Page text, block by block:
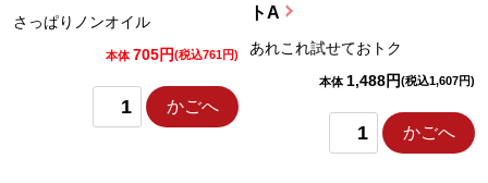
さっぱりノンオイル
本体 705円(税込761円)
かごへ
トA
あれこれ試せておトク
本体 1,488円(税込1,607円)
かごへ